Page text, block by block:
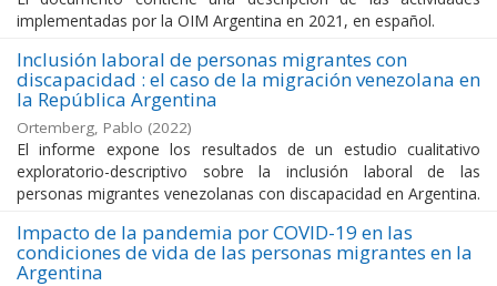
implementadas por la OIM Argentina en 2021, en español.
Inclusión laboral de personas migrantes con
discapacidad : el caso de la migración venezolana en
la República Argentina
Ortemberg, Pablo (2022)
El informe expone los resultados de un estudio cualitativo
exploratorio-descriptivo sobre la inclusión laboral de las
personas migrantes venezolanas con discapacidad en Argentina.
Impacto de la pandemia por COVID-19 en las
condiciones de vida de las personas migrantes en la
Argentina